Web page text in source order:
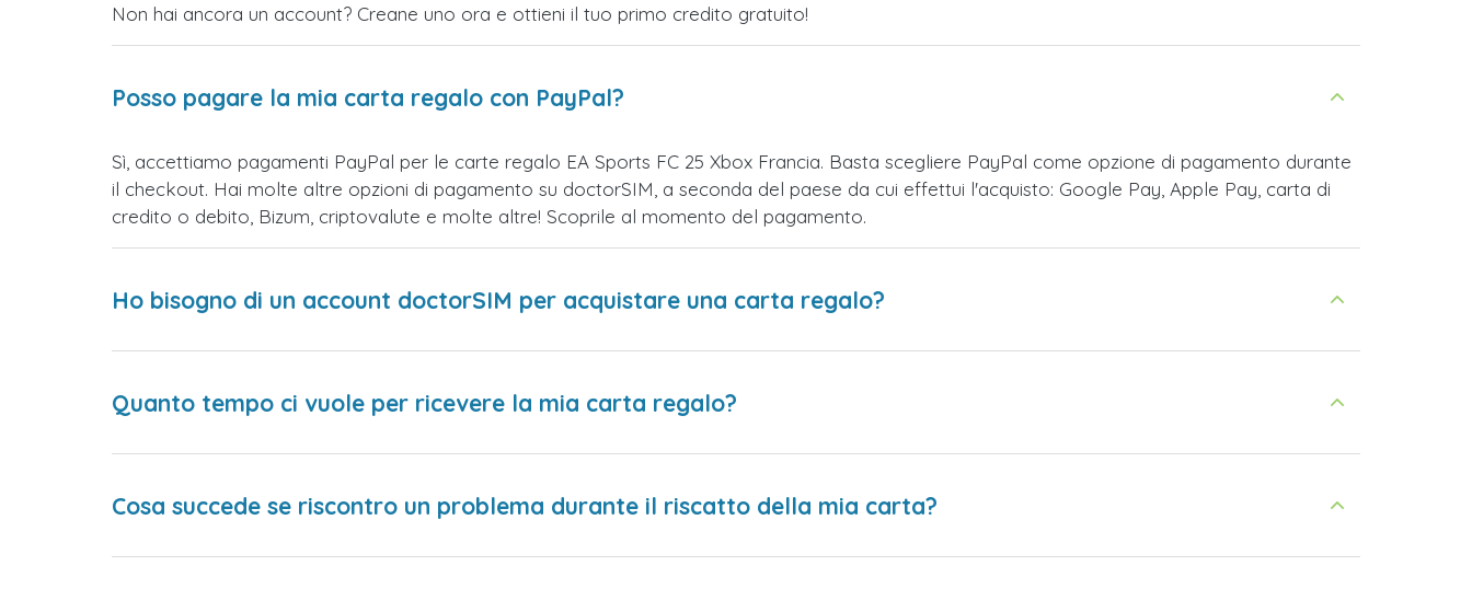
Non hai ancora un account? Creane uno ora e ottieni il tuo primo credito gratuito!
Posso pagare la mia carta regalo con PayPal?
Sì, accettiamo pagamenti PayPal per le carte regalo EA Sports FC 25 Xbox Francia. Basta scegliere PayPal come opzione di pagamento durante
il checkout. Hai molte altre opzioni di pagamento su doctorSIM, a seconda del paese da cui effettui l'acquisto: Google Pay, Apple Pay, carta di
credito o debito, Bizum, criptovalute e molte altre! Scoprile al momento del pagamento.
Ho bisogno di un account doctorSIM per acquistare una carta regalo?
Quanto tempo ci vuole per ricevere la mia carta regalo?
Cosa succede se riscontro un problema durante il riscatto della mia carta?